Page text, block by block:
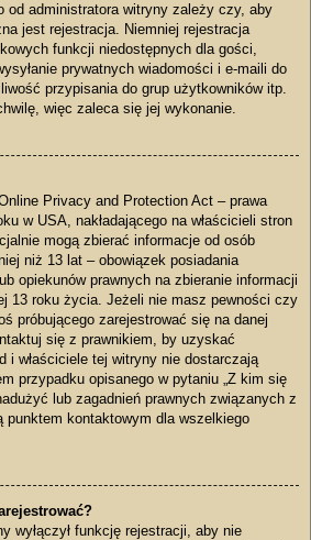
od administratora witryny zależy czy, aby
jest rejestracja. Niemniej rejestracja
funkcji niedostępnych dla gości,
prywatnych wiadomości i e-maili do
przypisania do grup użytkowników itp.
więc zaleca się jej wykonanie.
Privacy and Protection Act – prawa
w USA, nakładającego na właścicieli stron
mogą zbierać informacje od osób
niż 13 lat – obowiązek posiadania
opiekunów prawnych na zbieranie informacji
13 roku życia. Jeżeli nie masz pewności czy
próbującego zarejestrować się na danej
się z prawnikiem, by uzyskać
i właściciele tej witryny nie dostarczają
przypadku opisanego w pytaniu „Z kim się
lub zagadnień prawnych związanych z
punktem kontaktowym dla wszelkiego
wyłączył funkcję rejestracji, aby nie